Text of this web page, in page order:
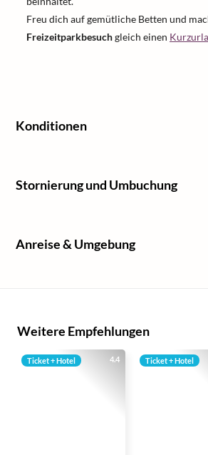
Freu dich auf gemütliche Betten und
Freizeitparkbesuchgleich einen
Konditionen
Stornierung und Umbuchung
Anreise & Umgebung
Weitere Empfehlungen
4.4
Ticket + Hotel Ticket + Hotel